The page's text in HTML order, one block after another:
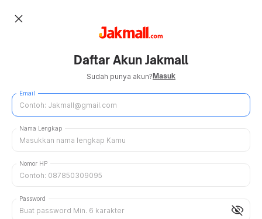
close
Daftar Akun Jakmall
Sudah punya akun?Masuk
Email
Nama Lengkap
Nomor HP
visibility_off
Password